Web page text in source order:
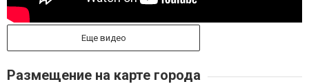
Еще видео
Размещение на карте города